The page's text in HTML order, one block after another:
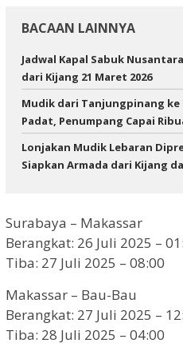
BACAAN LAINNYA
Jadwal Kapal Sabuk
dari Kijang 21 Maret 2026
Mudik dari Tanjungpinang ke
Padat, Penumpang Capai
Lonjakan Mudik Lebaran
Siapkan Armada dari Kijang
Surabaya – Makassar
Berangkat: 26 Juli 2025 –
Tiba: 27 Juli 2025 – 08:00
Makassar – Bau-Bau
Berangkat: 27 Juli 2025 –
Tiba: 28 Juli 2025 – 04:00